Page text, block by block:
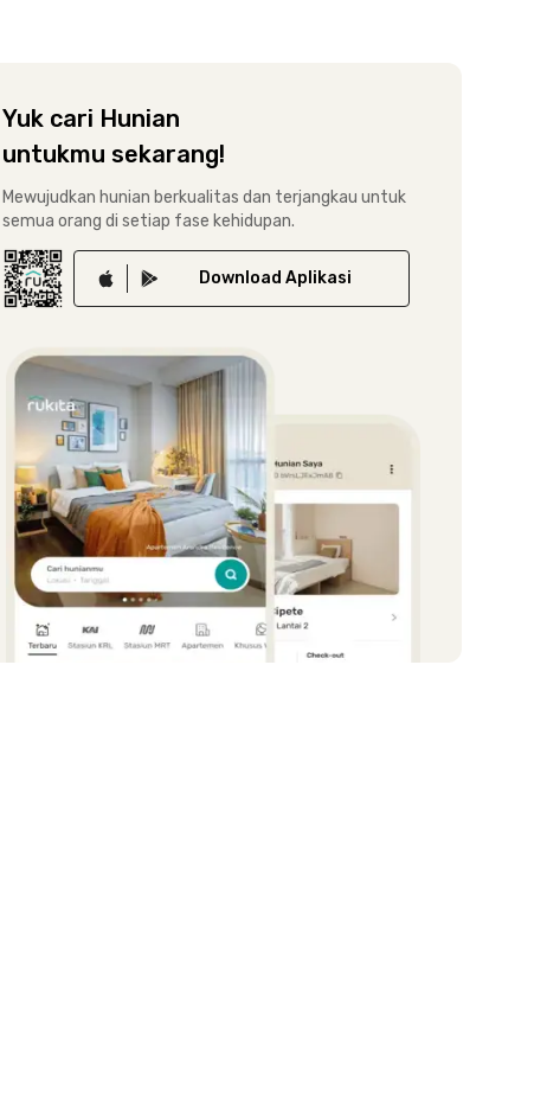
Yuk cari Hunian
untukmu sekarang!
Mewujudkan hunian berkualitas dan terjangkau untuk
semua orang di setiap fase kehidupan.
Download Aplikasi